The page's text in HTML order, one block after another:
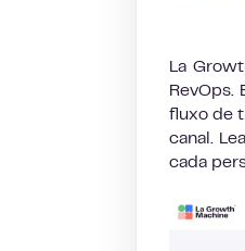
La
fluxo de
canal.
cada